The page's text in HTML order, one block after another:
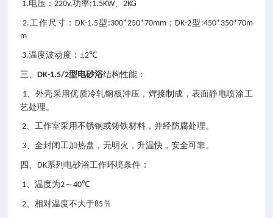
1.电压：220v,功率;1.5KW、2KG
2.工作尺寸： DK-1.5型 :300*250*70mm； DK-2型 :450*350*70m
m
3.温度波动度：±2℃
三、DK-1.5/2型电砂浴结构性能：
1、外壳采用优质冷轧钢板冲压，焊接制成，表面静电喷涂工
艺处理。
2、工作室采用不锈钢或铸铁材料，并经防腐处理。
3、全封闭工加热盘，无明火，升温快，安全可靠。
四、 DK系列电砂浴工作环境条件：
1、温度为2 ～40℃
2、相对温度不大于85％